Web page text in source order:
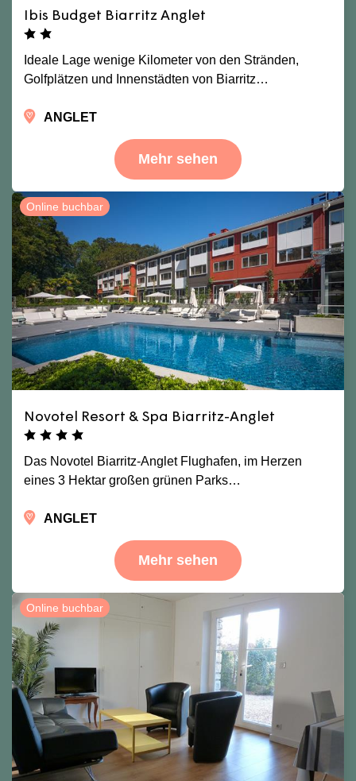
Ibis Budget Biarritz Anglet
Ideale Lage wenige Kilometer von den Stränden,
Golfplätzen und Innenstädten von Biarritz…
ANGLET
Mehr sehen
Online buchbar
Novotel Resort & Spa Biarritz-Anglet
Das Novotel Biarritz-Anglet Flughafen, im Herzen
eines 3 Hektar großen grünen Parks…
ANGLET
Mehr sehen
Online buchbar